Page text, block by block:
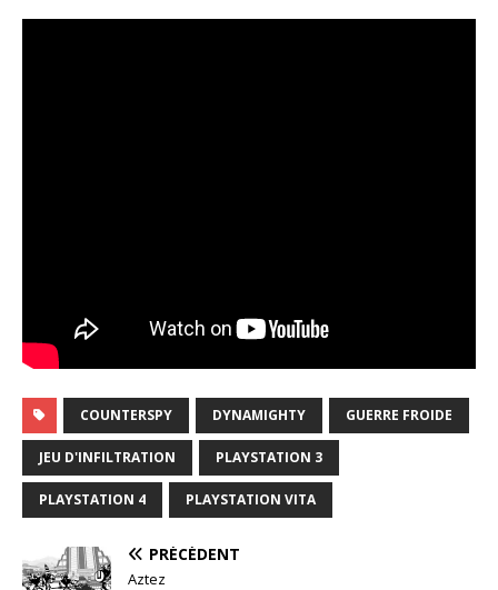
COUNTERSPY DYNAMIGHTY GUERRE FROIDE
JEU D'INFILTRATION PLAYSTATION 3
PLAYSTATION 4 PLAYSTATION VITA
PRÉCÉDENT
Aztez